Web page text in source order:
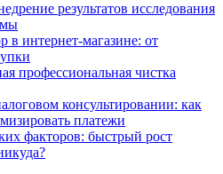
результатов исследования
в интернет-магазине: от
профессиональная чистка
консультировании: как
платежи
факторов: быстрый рост